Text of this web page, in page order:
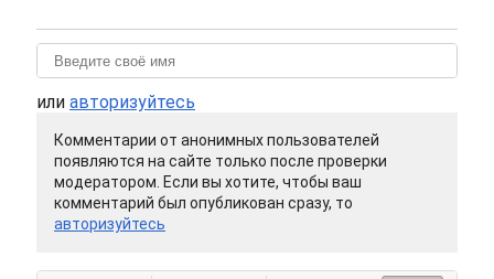
или авторизуйтесь
Комментарии от анонимных пользователей
появляются на сайте только после проверки
модератором. Если вы хотите, чтобы ваш
комментарий был опубликован сразу, то
авторизуйтесь